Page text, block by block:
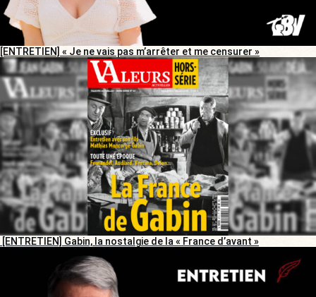
[ENTRETIEN] « Je ne vais pas m’arrêter et me censurer »
[ENTRETIEN] Gabin, la nostalgie de la « France d’avant »